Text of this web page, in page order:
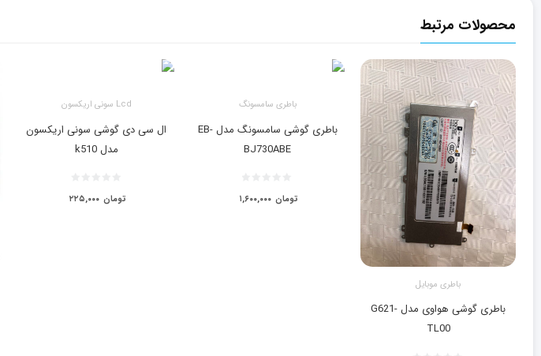
محصولات مرتبط
باطری موبایل
باطری گوشی هواوی مدل G621-
TL00
باطری سامسونگ
باطری گوشی سامسونگ مدل EB-
BJ730ABE
۱,۶۰۰,۰۰۰ تومان
Lcd سونی اریکسون
ال سی دی گوشی سونی اریکسون
مدل k510
۲۲۵,۰۰۰ تومان